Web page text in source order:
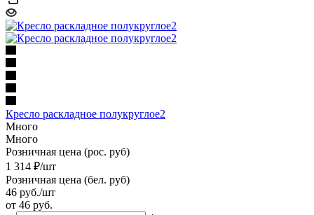
Кресло раскладное полукруглое2
Много
Много
Розничная цена (рос. руб)
1 314 ₽/шт
Розничная цена (бел. руб)
46 руб./шт
от 46 руб.